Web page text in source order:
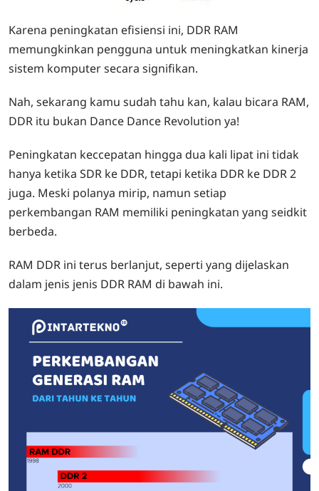
Karena peningkatan efisiensi ini, DDR RAM
memungkinkan pengguna untuk meningkatkan kinerja
sistem komputer secara signifikan.
Nah, sekarang kamu sudah tahu kan, kalau bicara RAM,
DDR itu bukan Dance Dance Revolution ya!
Peningkatan keccepatan hingga dua kali lipat ini tidak
hanya ketika SDR ke DDR, tetapi ketika DDR ke DDR 2
juga. Meski polanya mirip, namun setiap
perkembangan RAM memiliki peningkatan yang seidkit
berbeda.
RAM DDR ini terus berlanjut, seperti yang dijelaskan
dalam jenis jenis DDR RAM di bawah ini.